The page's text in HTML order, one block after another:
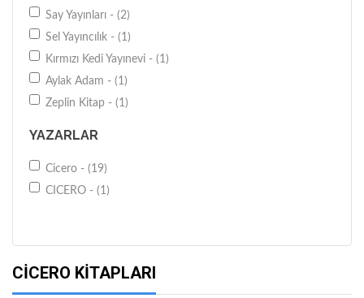
Say Yayınları - (2)
Sel Yayıncılık - (1)
Kırmızı Kedi Yayınevi - (1)
Aylak Adam - (1)
Zeplin Kitap - (1)
YAZARLAR
Cicero - (19)
CICERO - (1)
CICERO KITAPLARI